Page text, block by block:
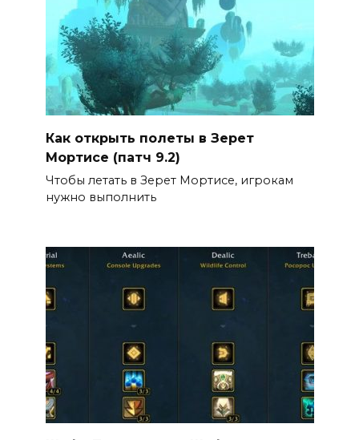
Как открыть полеты в Зерет
Мортисе (патч 9.2)
Чтобы летать в Зерет Мортисе, игрокам
нужно выполнить